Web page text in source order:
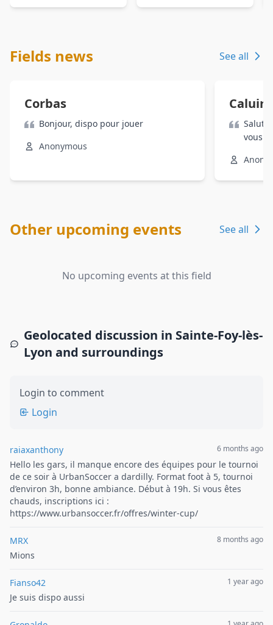
Fields news See all
Corbas
Bonjour, dispo pour jouer
Anonymous
Salut,
vous
Other upcoming events See all
No upcoming events at this field
Geolocated discussion in Sainte-Foy-lès-
Lyon and surroundings
Login to comment
Login
raiaxanthony 6 months ago
Hello les gars, il manque encore des équipes pour le tournoi
de ce soir à UrbanSoccer a dardilly. Format foot à 5, tournoi
d’environ 3h, bonne ambiance. Début à 19h. Si vous êtes
chauds, inscriptions ici :
https://www.urbansoccer.fr/offres/winter-cup/
MRX 8 months ago
Mions
Fianso42 1 year ago
Je suis dispo aussi